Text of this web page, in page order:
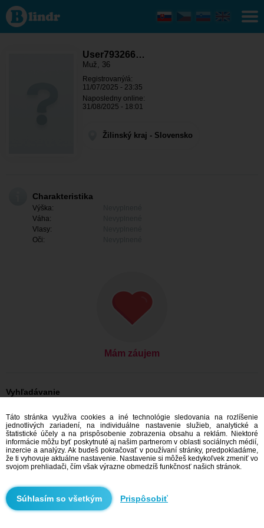
User793266499
- On hľadá
niekoho
Žilinský kraj -
User793266…
Muž, 36
Registrovaný/á:
11/07/2025 - 23:35
Naposledny online:
31/08/2025 - 18:01
Žilinský kraj - Slovensko
Charakteristika
Výška:
Váha:
Vlasy:
Oči:
Mám záujem
Vyhľadávanie
On hľadá ju: Muži, 36
On hľadá ju: Muži, 36 - Slovensko
On hľadá ju: Muži, 36 - Žilinský kraj
On hľadá ju: Muži, 36 - Liptovský Mikuláš
Zoznamka Slovensko
Zoznamka Žilinský kraj
Zoznamka Liptovský Mikuláš
Odporúčame
Táto stránka využíva cookies a iné technológie sledovania na rozlíšenie
jednotlivých zariadení, na individuálne nastavenie služieb, analytické a
štatistické účely a na prispôsobenie zobrazenia obsahu a reklám. Niektoré
informácie môžu byť poskytnuté aj našim partnerom v oblasti sociálnych médií,
inzercie a analýzy. Ak budeš pokračovať v používaní stránky, predpokladáme,
že ti vyhovuje aktuálne nastavenie. Nastavenie si môžeš kedykoľvek zmeniť vo
svojom prehliadači, čím však výrazne obmedzíš funkčnosť našich stránok.
Prispôsobiť